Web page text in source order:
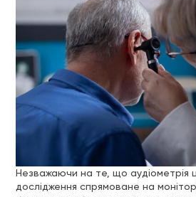
Незважаючи на те, що аудіометрія
дослідження спрямоване на